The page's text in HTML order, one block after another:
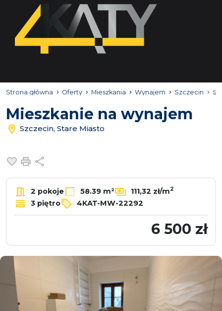
Strona główna Oferty Mieszkania Wynajem Szczecin
Mieszkanie na wynajem
Szczecin, Stare Miasto
Dodaj do ulubionych
Drukuj
2 pokoje 58.39 m² 111,32 zł/m2
3 piętro 4KAT-MW-22292
6 500 zł